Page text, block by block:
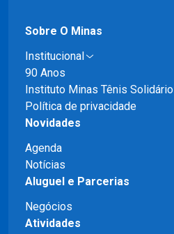
Sobre O Minas
Institucional
90 Anos
Instituto Minas Tênis Solidário
Política de privacidade
Novidades
Agenda
Notícias
Aluguel e Parcerias
Negócios
Atividades